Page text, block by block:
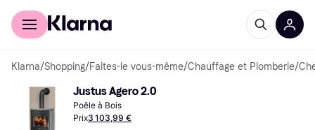
Acheter avec Klarna
Klarna/Shopping/Faites-le vous-même/Chauffage et Plomberie/
Justus Agero 2.0
Poêle à Bois
Prix3 103,99 €